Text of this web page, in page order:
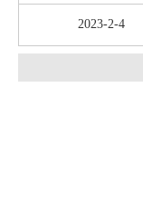
2023-2-4